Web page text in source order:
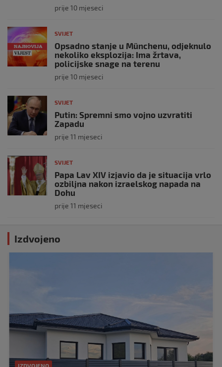
prije 10 mjeseci
SVIJET
Opsadno stanje u Münchenu, odjeknulo
nekoliko eksplozija: Ima žrtava,
policijske snage na terenu
prije 10 mjeseci
SVIJET
Putin: Spremni smo vojno uzvratiti
Zapadu
prije 11 mjeseci
SVIJET
Papa Lav XIV izjavio da je situacija vrlo
ozbiljna nakon izraelskog napada na
Dohu
prije 11 mjeseci
Izdvojeno
IZDVOJENO